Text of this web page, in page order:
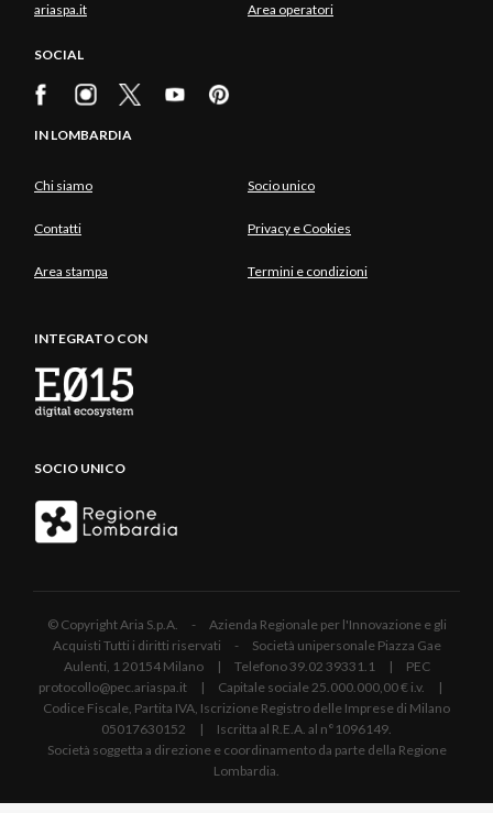
ariaspa.it Area operatori
SOCIAL
IN LOMBARDIA
Chi siamo Socio unico
Contatti Privacy e Cookies
Area stampa Termini e condizioni
INTEGRATO CON
SOCIO UNICO
© Copyright Aria S.p.A. - Azienda Regionale per l'Innovazione e gli
Acquisti Tutti i diritti riservati - Società unipersonale Piazza Gae
Aulenti, 1 20154 Milano | Telefono 39.02 39331.1 | PEC
protocollo@pec.ariaspa.it | Capitale sociale 25.000.000,00 € i.v. |
Codice Fiscale, Partita IVA, Iscrizione Registro delle Imprese di Milano
05017630152 | Iscritta al R.E.A. al n°1096149.
Società soggetta a direzione e coordinamento da parte della Regione
Lombardia.